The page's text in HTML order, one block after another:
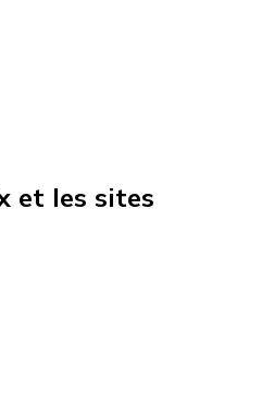
et les sites